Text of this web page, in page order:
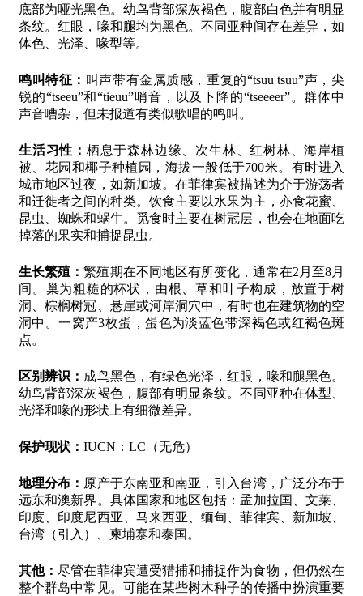
底部为哑光黑色。幼鸟背部深灰褐色，腹部白色并有明显
条纹。红眼，喙和腿均为黑色。不同亚种间存在差异，如
体色、光泽、喙型等。
鸣叫特征： 叫声带有金属质感，重复的“tsuu tsuu”声，尖
锐的“tseeu”和“tieuu”哨音，以及下降的“tseeeer”。群体中
声音嘈杂，但未报道有类似歌唱的鸣叫。
生活习性： 栖息于森林边缘、次生林、红树林、海岸植
被、花园和椰子种植园，海拔一般低于700米。有时进入
城市地区过夜，如新加坡。在菲律宾被描述为介于游荡者
和迁徙者之间的种类。饮食主要以水果为主，亦食花蜜、
昆虫、蜘蛛和蜗牛。觅食时主要在树冠层，也会在地面吃
掉落的果实和捕捉昆虫。
生长繁殖：繁殖期在不同地区有所变化，通常在2月至8月
间。巢为粗糙的杯状，由根、草和叶子构成，放置于树
洞、棕榈树冠、悬崖或河岸洞穴中，有时也在建筑物的空
洞中。一窝产3枚蛋，蛋色为淡蓝色带深褐色或红褐色斑
点。
区别辨识： 成鸟黑色，有绿色光泽，红眼，喙和腿黑色。
幼鸟背部深灰褐色，腹部有明显条纹。不同亚种在体型、
光泽和喙的形状上有细微差异。
保护现状： IUCN：LC（无危）
地理分布： 原产于东南亚和南亚，引入台湾，广泛分布于
远东和澳新界。具体国家和地区包括：孟加拉国、文莱、
印度、印度尼西亚、马来西亚、缅甸、菲律宾、新加坡、
台湾（引入）、柬埔寨和泰国。
其他：尽管在菲律宾遭受猎捕和捕捉作为食物，但仍然在
整个群岛中常见。可能在某些树木种子的传播中扮演重要